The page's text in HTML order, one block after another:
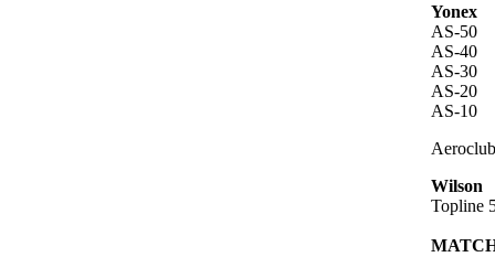
Yonex
AS-50
AS-40
AS-30
AS-20
AS-10
Wilson
Topline